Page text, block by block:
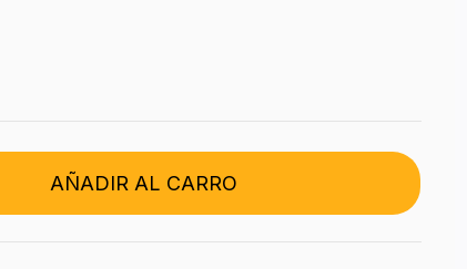
AÑADIR AL CARRO